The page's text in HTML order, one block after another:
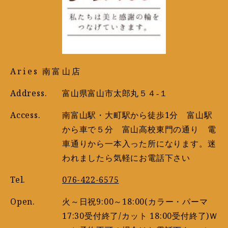
Aries 南富山店
Address.
富山県富山市太郎丸５４‐１
Access.
南富山駅・大町駅から徒歩1分 富山駅
から車で５分 富山高校東門の通り 電
車通りから一本入った所になります。迷
われましたら気軽にお電話下さい
Tel.
076-422-6575
Open.
火～日祝9:00～18:00(カラー・パーマ
17:30受付終了/カット 18:00受付終了)Ｗ